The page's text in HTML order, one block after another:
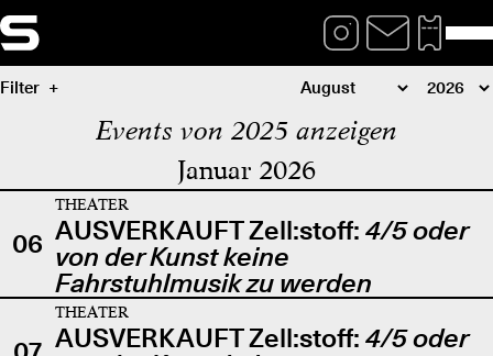
Filter
Events von 2025 anzeigen
Januar 2026
06
THEATER
AUSVERKAUFT Zell:stoff: 4/5 oder
von der Kunst keine
Fahrstuhlmusik zu werden
THEATER
AUSVERKAUFT Zell:stoff: 4/5 oder